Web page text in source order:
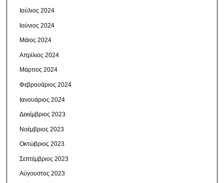
Ιούλιος 2024
Ιούνιος 2024
Μάιος 2024
Απρίλιος 2024
Μάρτιος 2024
Φεβρουάριος 2024
Ιανουάριος 2024
Δεκέμβριος 2023
Νοέμβριος 2023
Οκτώβριος 2023
Σεπτέμβριος 2023
Αύγουστος 2023